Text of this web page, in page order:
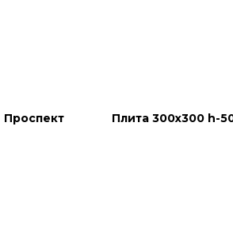
Проспект Плита 300х300 h-